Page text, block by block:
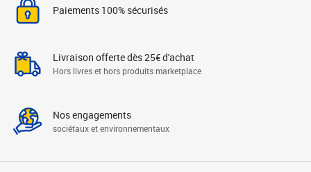
Paiements 100% sécurisés
Livraison offerte dès 25€ d'achat
Hors livres et hors produits marketplace
Nos engagements
sociétaux et environnementaux